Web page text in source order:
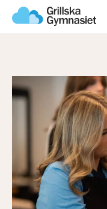
Våra program
Gymnasievalet
Öppet hus
Kontakta oss